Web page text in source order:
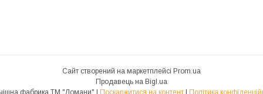
Сайт створений на маркетплейсі Prom.ua
Продавець на Bigl.ua
Поскаржитися на контент Політика